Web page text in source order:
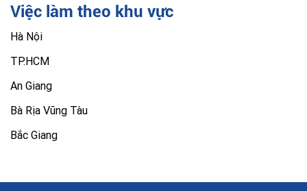
Việc làm theo khu vực
Hà Nội
TP.HCM
An Giang
Bà Rịa Vũng Tàu
Bắc Giang